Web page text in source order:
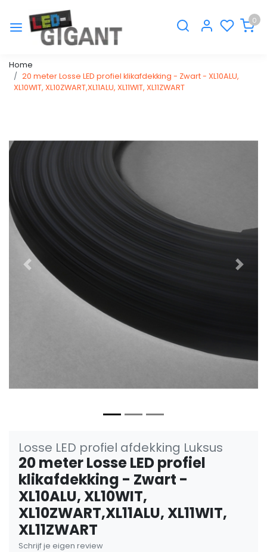
0
Home
20 meter Losse LED profiel klikafdekking - Zwart - XL10ALU,
XL10WIT, XL10ZWART,XL11ALU, XL11WIT, XL11ZWART
Vorige
Losse LED profiel afdekking Luksus
20 meter Losse LED profiel
klikafdekking - Zwart -
XL10ALU, XL10WIT,
XL10ZWART,XL11ALU, XL11WIT,
XL11ZWART
Schrijf je eigen review